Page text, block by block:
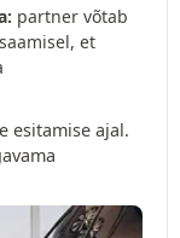
partner võtab
et
esitamise ajal.